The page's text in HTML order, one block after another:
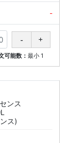
-
可能数：最小 1
ンス
ス)